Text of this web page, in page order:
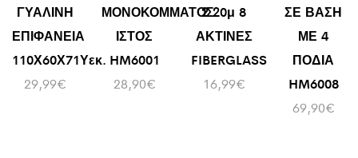
ΓΥΑΛΙΝΗ
ΕΠΙΦΑΝΕΙΑ
110Χ60Χ71Υεκ.
29,99€
ΜΟΝΟΚΟΜΜΑΤΟΣ
ΙΣΤΟΣ
HM6001
28,90€
2.20μ 8
ΑΚΤΙΝΕΣ
FIBERGLASS
16,99€
ΣΕ ΒΑΣΗ
ΜΕ 4
ΠΟΔΙΑ
HM6008
69,90€